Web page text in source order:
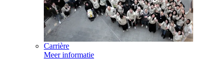
Carrière
Meer informatie